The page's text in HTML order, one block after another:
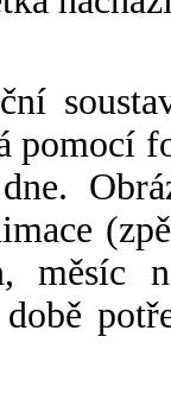
pomocí
měsíc